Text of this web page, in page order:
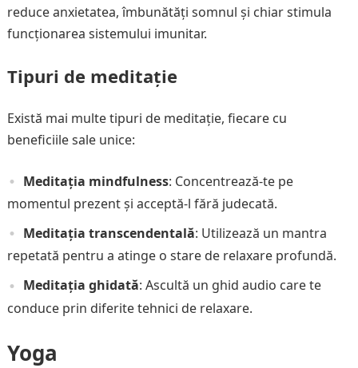
reduce anxietatea, îmbunătăți somnul și chiar stimula
funcționarea sistemului imunitar.
Tipuri de meditație
Există mai multe tipuri de meditație, fiecare cu
beneficiile sale unice:
Meditația mindfulness: Concentrează-te pe
momentul prezent și acceptă-l fără judecată.
Meditația transcendentală: Utilizează un mantra
repetată pentru a atinge o stare de relaxare profundă.
Meditația ghidată: Ascultă un ghid audio care te
conduce prin diferite tehnici de relaxare.
Yoga